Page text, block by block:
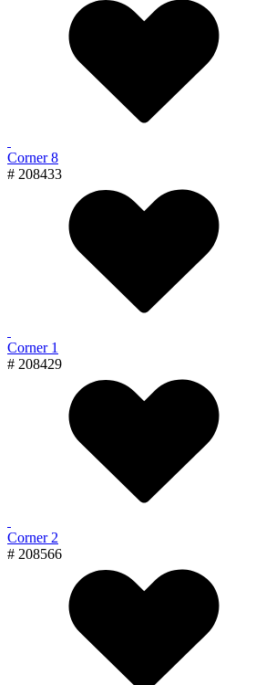
Corner 8
# 208433
Corner 1
# 208429
Corner 2
# 208566